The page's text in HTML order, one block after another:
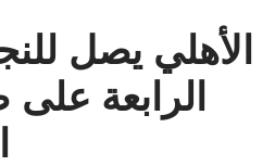
الأهلي يصل
الرابعة